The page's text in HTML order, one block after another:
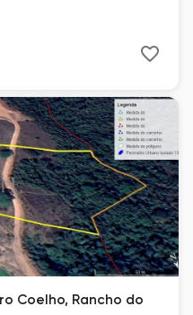
Coelho, Rancho do